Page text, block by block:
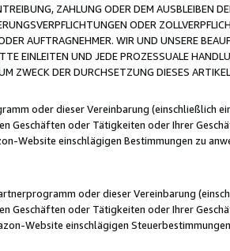
ZAHLUNG ODER DEM AUSBLEIBEN
ODER
AUFTRAGNEHMER. WIR UND UNSERE
EINLEITEN UND JEDE PROZESSUALE
ZWECK DER DURCHSETZUNG DIESES
oder dieser Vereinbarung (einschließlich
Geschäften oder Tätigkeiten oder Ihrer
Website einschlägigen Bestimmungen zu
oder dieser Vereinbarung
Geschäften oder Tätigkeiten oder Ihrer
Website einschlägigen